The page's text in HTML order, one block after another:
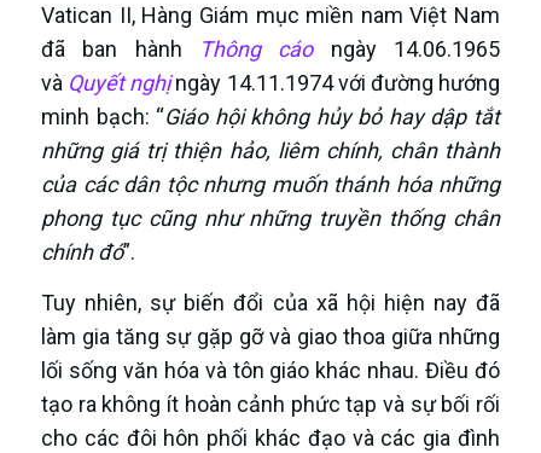
Vatican II, Hàng Giám mục miền nam Việt Nam
đã ban hành
Thông cáo
ngày 14.06.1965
và Quyết nghịngày 14.11.1974 với đường hướng
minh bạch: “Giáo hội không hủy bỏ hay dập tắt
những giá trị thiện hảo, liêm chính, chân thành
của các dân tộc nhưng muốn thánh hóa những
phong tục cũng như những truyền thống chân
chính đó”.
Tuy nhiên, sự biến đổi của xã hội hiện nay đã
làm gia tăng sự gặp gỡ và giao thoa giữa những
lối sống văn hóa và tôn giáo khác nhau. Điều đó
tạo ra không ít hoàn cảnh phức tạp và sự bối rối
cho các đôi hôn phối khác đạo và các gia đình